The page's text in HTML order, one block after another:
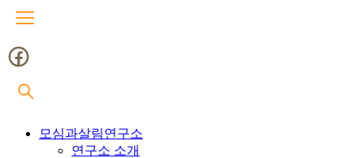
모심과살림연구소
연구소 소개